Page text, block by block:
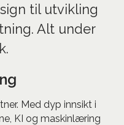
til utvikling
Alt under
Med dyp innsikt i
KI og maskinlæring